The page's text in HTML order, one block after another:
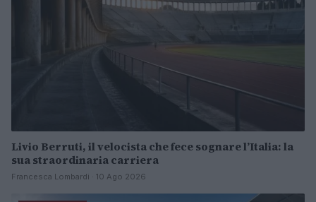
Livio Berruti, il velocista che fece sognare l’Italia: la
sua straordinaria carriera
Francesca Lombardi · 10 Ago 2026